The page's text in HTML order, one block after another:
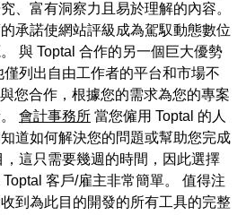
、富有洞察力且易於理解的內容。
承諾使網站評級成為駕馭動態數位
與 Toptal 合作的另一個巨大優勢
列出自由工作者的平台和市場不
您合作，根據您的需求為您的專案
會計事務所 當您僱用 Toptal 的人
道如何解決您的問題或幫助您完成
這只需要幾週的時間，因此選擇
Toptal 客戶/雇主非常簡單。 值得注
到為此目的開發的所有工具的完整